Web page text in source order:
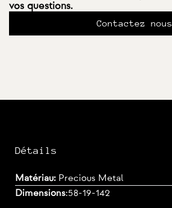
vos questions.
Contactez nous
Détails
Matériau: Precious Metal
Dimensions:58-19-142